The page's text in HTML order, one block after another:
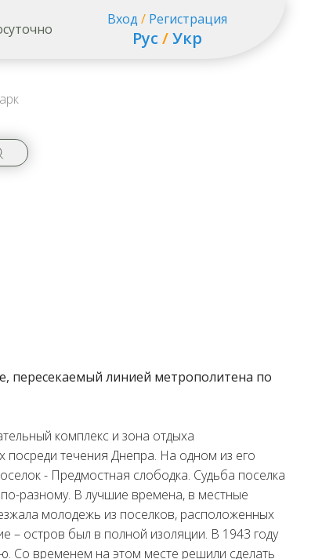
Вход / Регистрация
Рус /Укр
пересекаемый линией метрополитена по
комплекс и зона отдыха
посреди течения Днепра. На одном из его
- Предмостная слободка. Судьба поселка
разному. В лучшие времена, в местные
молодежь из поселков, расположенных
– остров был в полной изоляции. В 1943 году
Со временем на этом месте решили сделать